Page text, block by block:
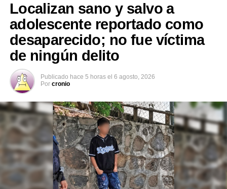
En «Tecnología»
Conectividad e inteligencia
artificial: Samsung impulsa
la revolución de
electrodomésticos en
América Latina
10 junio, 2025
En «Principal»
RELATED TOPICS: GOOGLE IA
IA GEMINI DE GOOGLE
RELOJES INTELIGENTES
SAMSUNG
Localizan sano y salvo a
adolescente reportado como
desaparecido; no fue víctima
de ningún delito
Publicado hace 5 horas el 6 agosto, 2026
Por cronio